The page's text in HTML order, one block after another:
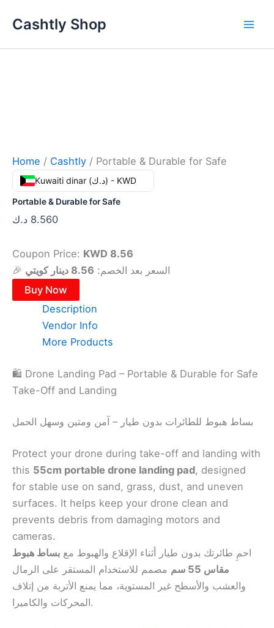
Cashtly Shop
Home / Cashtly / Portable & Durable for Safe
Kuwaiti dinar (د.ك) - KWD
Portable & Durable for Safe
8.560 د.ك
Coupon Price: KWD 8.56
🎉 السعر بعد الخصم: 8.56 دينار كويتي
Buy Now
Description
Vendor Info
More Products
🛍️ Drone Landing Pad – Portable & Durable for Safe
Take-Off and Landing
بساط هبوط للطائرات بدون طيار – آمن ومتين وسهل الحمل
Protect your drone during take-off and landing with
this 55cm portable drone landing pad, designed
for stable use on sand, grass, dust, and uneven
surfaces. It helps keep your drone clean and
prevents debris from damaging motors and
cameras.
احمِ طائرتك بدون طيار أثناء الإقلاع والهبوط مع بساط هبوط
مقاس 55 سم
مصمم للاستخدام المستقر على الرمال
والعشب والأسطح غير المستوية، مما يمنع الأتربة من إتلاف
المحركات والكاميرا.